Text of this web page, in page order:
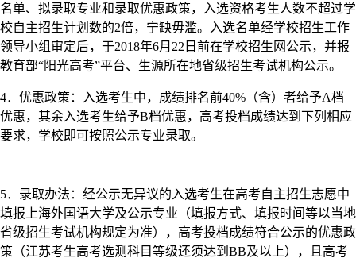
名单、拟录取专业和录取优惠政策，入选资格考生人数不超过学
校自主招生计划数的2倍，宁缺毋滥。入选名单经学校招生工作
领导小组审定后，于2018年6月22日前在学校招生网公示，并报
教育部“阳光高考”平台、生源所在地省级招生考试机构公示。
4．优惠政策：入选考生中，成绩排名前40%（含）者给予A档
优惠，其余入选考生给予B档优惠，高考投档成绩达到下列相应
要求，学校即可按照公示专业录取。
5．录取办法：经公示无异议的入选考生在高考自主招生志愿中
填报上海外国语大学及公示专业（填报方式、填报时间等以当地
省级招生考试机构规定为准），高考投档成绩符合公示的优惠政
策（江苏考生高考选测科目等级还须达到BB及以上），且高考